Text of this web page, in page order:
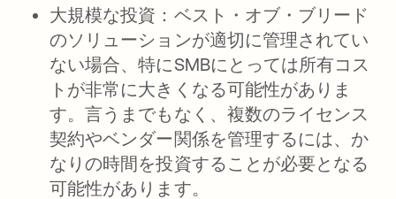
大規模な投資： ベスト・オブ・ブリード
のソリューションが適切に管理されてい
ない場合、特にSMBにとっては所有コス
トが非常に大きくなる可能性がありま
す。言うまでもなく、複数のライセンス
契約やベンダー関係を管理するには、か
なりの時間を投資することが必要となる
可能性があります。